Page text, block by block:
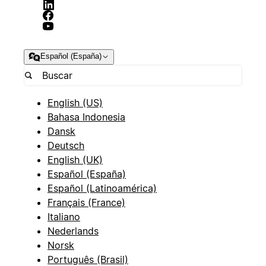
Español (España)
English (US)
Bahasa Indonesia
Dansk
Deutsch
English (UK)
Español (España)
Español (Latinoamérica)
Français (France)
Italiano
Nederlands
Norsk
Português (Brasil)